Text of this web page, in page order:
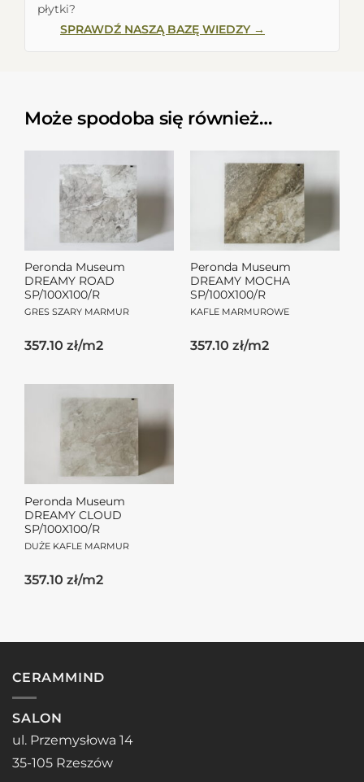
płytki?
SPRAWDŹ NASZĄ BAZĘ WIEDZY →
Może spodoba się również…
Peronda Museum
DREAMY ROAD
SP/100X100/R
GRES SZARY MARMUR
357.10 zł/m2
Peronda Museum
DREAMY MOCHA
SP/100X100/R
KAFLE MARMUROWE
357.10 zł/m2
Peronda Museum
DREAMY CLOUD
SP/100X100/R
DUŻE KAFLE MARMUR
357.10 zł/m2
CERAMMIND
SALON
ul. Przemysłowa 14
35-105 Rzeszów